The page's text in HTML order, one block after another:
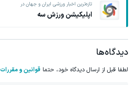
تازه‌ترین اخبار ورزشی ایران و جهان در
اپلیکیشن ورزش سه
دیدگاه‌ها
لطفا قبل از ارسال دیدگاه خود، حتما قوانین و مقررات